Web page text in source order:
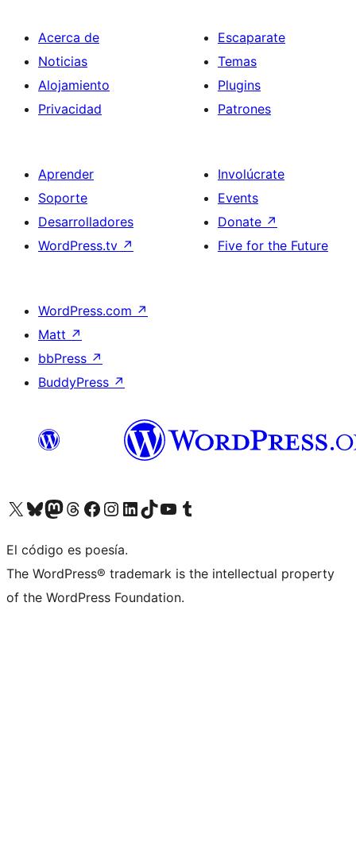
Acerca de
Noticias
Alojamiento
Privacidad
Escaparate
Temas
Plugins
Patrones
Aprender
Soporte
Desarrolladores
WordPress.tv ↗
Involúcrate
Events
Donate ↗
Five for the Future
WordPress.com ↗
Matt ↗
bbPress ↗
BuddyPress ↗
Visit our X (formerly Twitter) account
Visit our Bluesky account
Visit our Mastodon account
Visit our Threads account
Visita nuestra página de Facebook
Visita nuestra cuenta de Instagram
Visita nuestra cuenta de LinkedIn
Visit our TikTok account
Visita nuestro canal de YouTube
Visit our Tumblr account
El código es poesía.
The WordPress® trademark is the intellectual property
of the WordPress Foundation.